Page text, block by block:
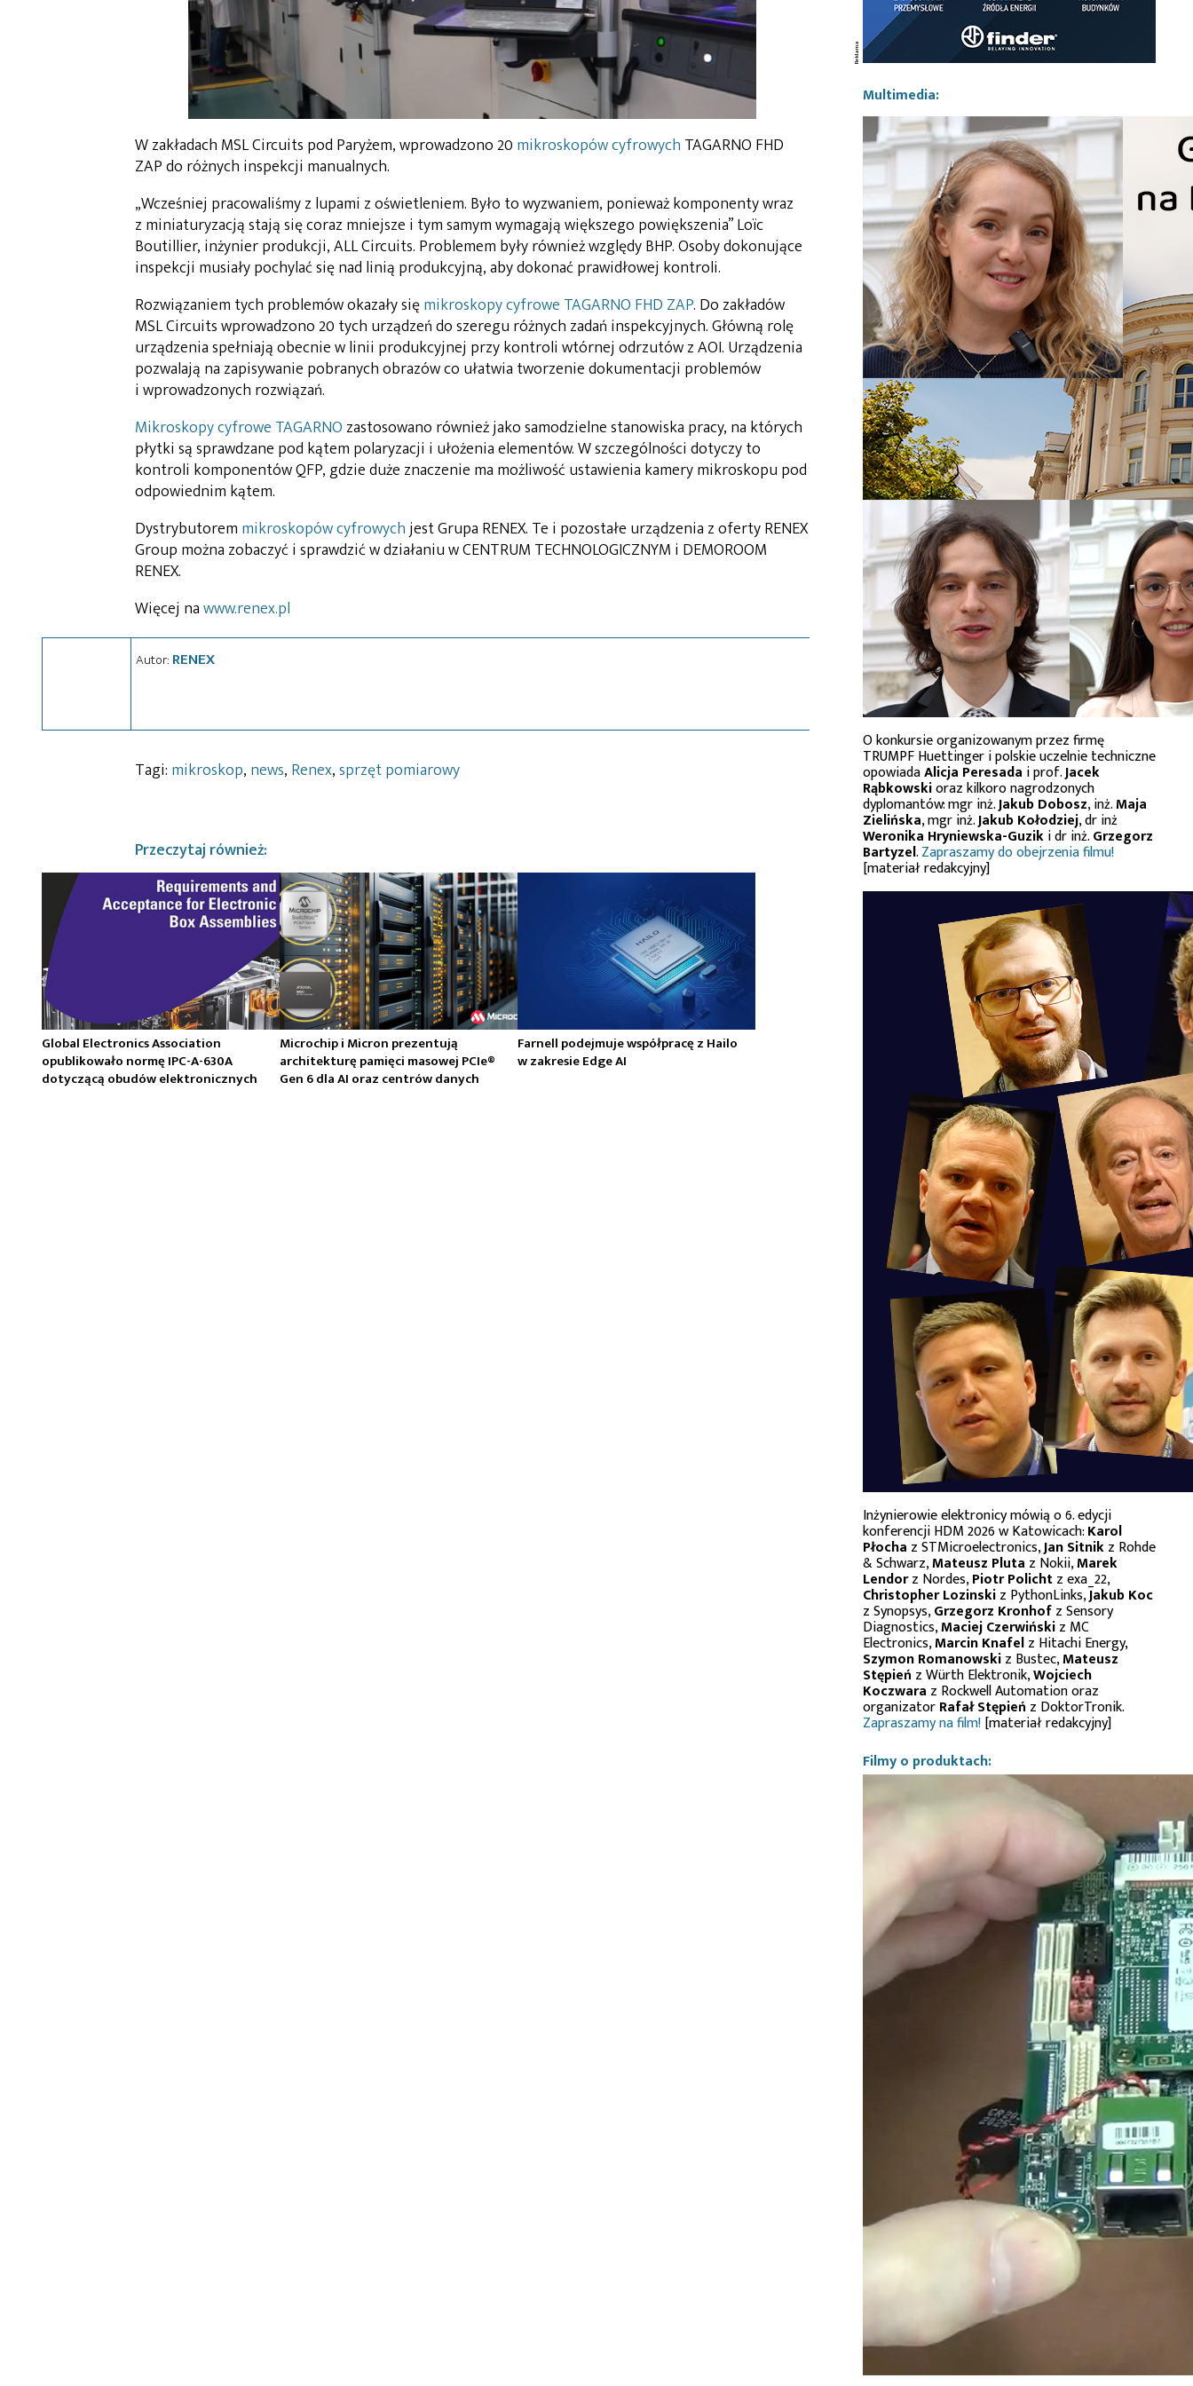
W zakładach MSL Circuits pod Paryżem, wprowadzono 20 mikroskopów cyfrowych TAGARNO FHD
ZAP do różnych inspekcji manualnych.
„Wcześniej pracowaliśmy z lupami z oświetleniem. Było to wyzwaniem, ponieważ komponenty wraz
z miniaturyzacją stają się coraz mniejsze i tym samym wymagają większego powiększenia” Loïc
Boutillier, inżynier produkcji, ALL Circuits. Problemem były również względy BHP. Osoby dokonujące
inspekcji musiały pochylać się nad linią produkcyjną, aby dokonać prawidłowej kontroli.
Rozwiązaniem tych problemów okazały sięmikroskopy cyfrowe TAGARNO FHD ZAP. Do zakładów
MSL Circuits wprowadzono 20 tych urządzeń do szeregu różnych zadań inspekcyjnych. Główną rolę
urządzenia spełniają obecnie w linii produkcyjnej przy kontroli wtórnej odrzutów z AOI. Urządzenia
pozwalają na zapisywanie pobranych obrazów co ułatwia tworzenie dokumentacji problemów
i wprowadzonych rozwiązań.
Mikroskopy cyfrowe TAGARNO zastosowano również jako samodzielne stanowiska pracy, na których
płytki są sprawdzane pod kątem polaryzacji i ułożenia elementów. W szczególności dotyczy to
kontroli komponentów QFP, gdzie duże znaczenie ma możliwość ustawienia kamery mikroskopu pod
odpowiednim kątem.
Dystrybutorem mikroskopów cyfrowychjest Grupa RENEX. Te i pozostałe urządzenia z oferty RENEX
Group można zobaczyć i sprawdzić w działaniu w CENTRUM TECHNOLOGICZNYM i DEMOROOM
RENEX.
Więcej nawww.renex.pl
Autor: RENEX
Tagi: mikroskop, news, Renex,sprzęt pomiarowy
Przeczytaj również:
Global Electronics Association
opublikowało normę IPC-A-630A
dotyczącą obudów elektronicznych
Microchip i Micron prezentują
architekturę pamięci masowej PCIe®
Gen 6 dla AI oraz centrów danych
Farnell podejmuje współpracę z Hailo
w zakresie Edge AI
Multimedia:
O konkursie organizowanym przez firmę
TRUMPF Huettinger i polskie uczelnie techniczne
opowiadaAlicja Peresada i prof.Jacek
Rąbkowskioraz kilkoro nagrodzonych
dyplomantów: mgr inż.Jakub Dobosz, inż.Maja
Zielińska, mgr inż.Jakub Kołodziej, dr inż
Weronika Hryniewska-Guziki dr inż.Grzegorz
Bartyzel.Zapraszamy do obejrzenia filmu!
[materiał redakcyjny]
Inżynierowie elektronicy mówią o 6. edycji
konferencji HDM 2026 w Katowicach:Karol
Płocha z STMicroelectronics,Jan Sitnikz Rohde
& Schwarz,Mateusz Pluta z Nokii,Marek
Lendorz Nordes,Piotr Polichtz exa_22,
Christopher Lozinskiz PythonLinks,Jakub Koc
z Synopsys,Grzegorz Kronhofz Sensory
Diagnostics,Maciej Czerwińskiz MC
Electronics,Marcin Knafelz Hitachi Energy,
Szymon Romanowskiz Bustec,Mateusz
Stępień z Würth Elektronik,Wojciech
Koczwara z Rockwell Automation oraz
organizatorRafał Stępień z DoktorTronik.
Zapraszamy na film![materiał redakcyjny]
Filmy o produktach: